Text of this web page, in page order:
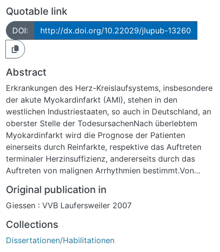
Quotable link
DOI: http://dx.doi.org/10.22029/jlupub-13260
Abstract
Erkrankungen des Herz-Kreislaufsystems, insbesondere
der akute Myokardinfarkt (AMI), stehen in den
westlichen Industriestaaten, so auch in Deutschland, an
oberster Stelle der TodesursachenNach überlebtem
Myokardinfarkt wird die Prognose der Patienten
einerseits durch Reinfarkte, respektive das Auftreten
terminaler Herzinsuffizienz, andererseits durch das
Auftreten von malignen Arrhythmien bestimmt.Von
arrhythmie-gefährdeten Patienten nach Überleben der
akuten Infarktphase. Denn insbesondere der plötzliche
Postinfarktpatienten dar.
Dies ist die erste Studie, die die
Original publication in
Giessen : VVB Laufersweiler 2007
Collections
Dissertationen/Habilitationen